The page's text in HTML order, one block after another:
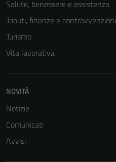
Salute, benessere e assistenza
Tributi, finanze e contravvenzioni
Turismo
Vita lavorativa
NOVITÀ
Notizie
Comunicati
Avvisi